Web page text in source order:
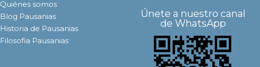
Quiénes somos
Blog Pausanias
Historia de Pausanias
Filosofia Pausanias
Únete a nuestro canal
de WhatsApp